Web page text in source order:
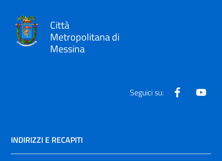
Città
Metropolitana di
Messina
Seguici su: Facebook
INDIRIZZI E RECAPITI